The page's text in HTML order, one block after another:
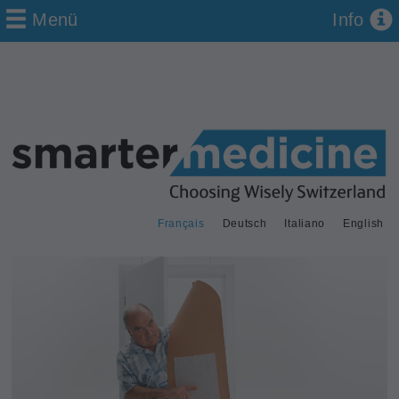
Deutsch
Français Italiano English
Menü Info